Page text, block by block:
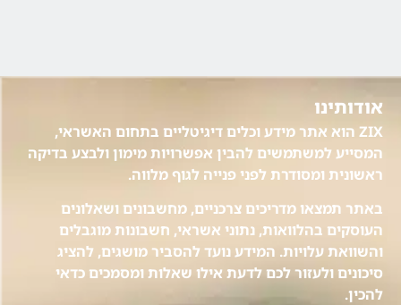
אודותינו
ZIX הוא אתר מידע וכלים דיגיטליים בתחום האשראי,
המסייע למשתמשים להבין אפשרויות מימון ולבצע בדיקה
ראשונית ומסודרת לפני פנייה לגוף מלווה.
באתר תמצאו מדריכים צרכניים, מחשבונים ושאלונים
העוסקים בהלוואות, נתוני אשראי, חשבונות מוגבלים
והשוואת עלויות. המידע נועד להסביר מושגים, להציג
סיכונים ולעזור לכם לדעת אילו שאלות ומסמכים כדאי
להכין.